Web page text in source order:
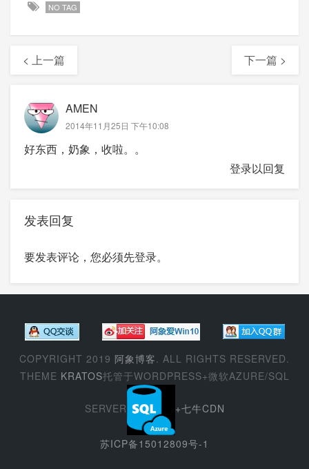
NO TAG
< 上一篇 下一篇 >
AMEN
2014年11月25日 下午10:08
好东西，奶象，收啦。。
登录以回复
发表回复
要发表评论，您必须先登录。
COPYRIGHT 2019 阿象博客 . ALL RIGHTS RESERVED.
THEME KRATOS托管于WORDPRESS+微软AZURE/SQL
SERVER +七牛CDN
苏ICP备15012809号-1